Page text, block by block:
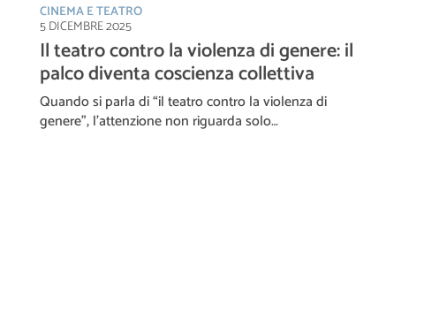
CINEMA E TEATRO
5 DICEMBRE 2025
Il teatro contro la violenza di genere: il
palco diventa coscienza collettiva
Quando si parla di “il teatro contro la violenza di
genere”, l’attenzione non riguarda solo…